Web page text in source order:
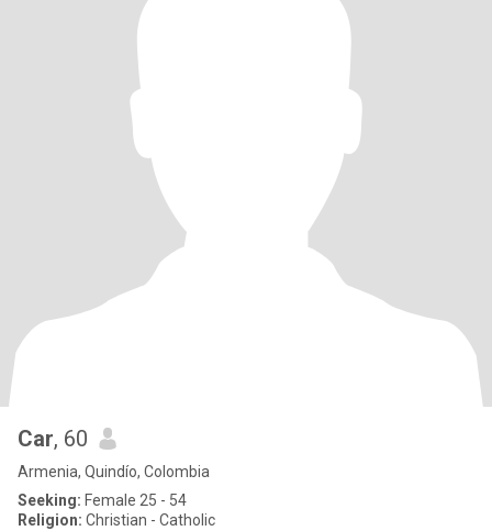
Car, 60
Armenia, Quindío, Colombia
Seeking: Female 25 - 54
Religion: Christian - Catholic